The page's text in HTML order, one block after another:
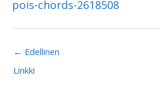
pois-chords-2618508
← Edellinen
Linkki